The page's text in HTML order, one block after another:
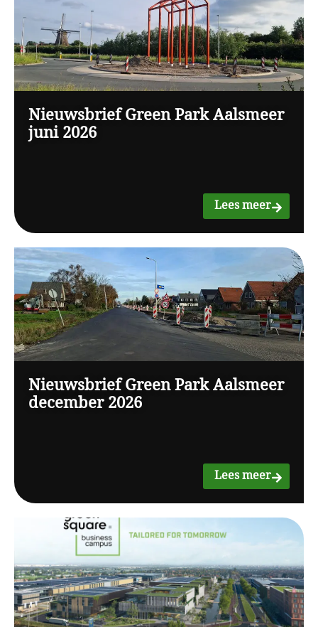
Nieuwsbrief Green Park Aalsmeer
juni 2026
Lees meer
Nieuwsbrief Green Park Aalsmeer
december 2026
Lees meer